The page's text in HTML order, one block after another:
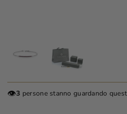
👁️3 persone stanno guardando